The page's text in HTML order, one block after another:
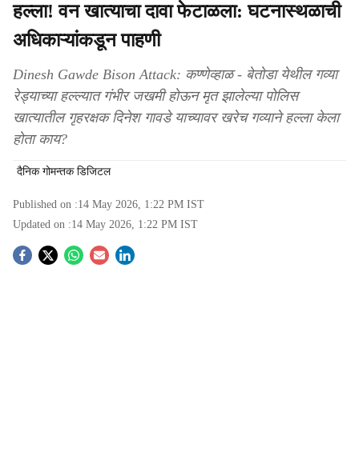
हल्ला! वन खात्याचा दावा फेटाळला: घटनास्थळाची
अधिकाऱ्यांकडून पाहणी
Dinesh Gawde Bison Attack: कण्णेव्हाळ - बेतोडा येथील गव्या
रेड्याच्या हल्ल्यात गंभीर जखमी होऊन मृत झालेल्या पोलिस
खात्यातील गृहरक्षक दिनेश गावडे याच्यावर खरेच गव्याने हल्ला केला
होता काय?
दैनिक गोमन्तक डिजिटल
Published on :14 May 2026, 1:22 PM IST
Updated on :14 May 2026, 1:22 PM IST
S